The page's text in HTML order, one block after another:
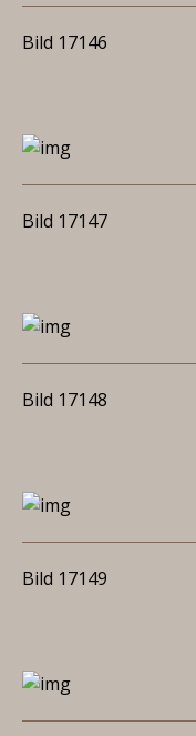
Bild 17146
Bild 17147
Bild 17148
Bild 17149